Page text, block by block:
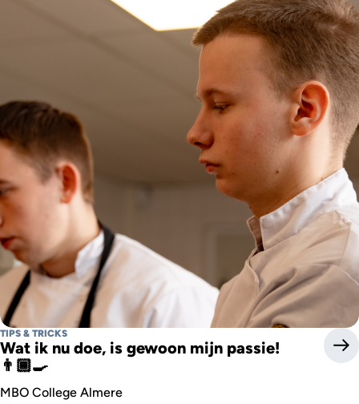
TIPS & TRICKS
Wat ik nu doe, is gewoon mijn passie!
👨🏾‍🍳
MBO College Almere